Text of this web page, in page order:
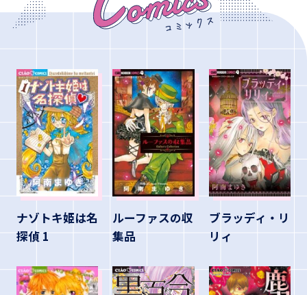
ナゾトキ姫は名
探偵 1
ルーファスの収
集品
ブラッディ・リ
リィ